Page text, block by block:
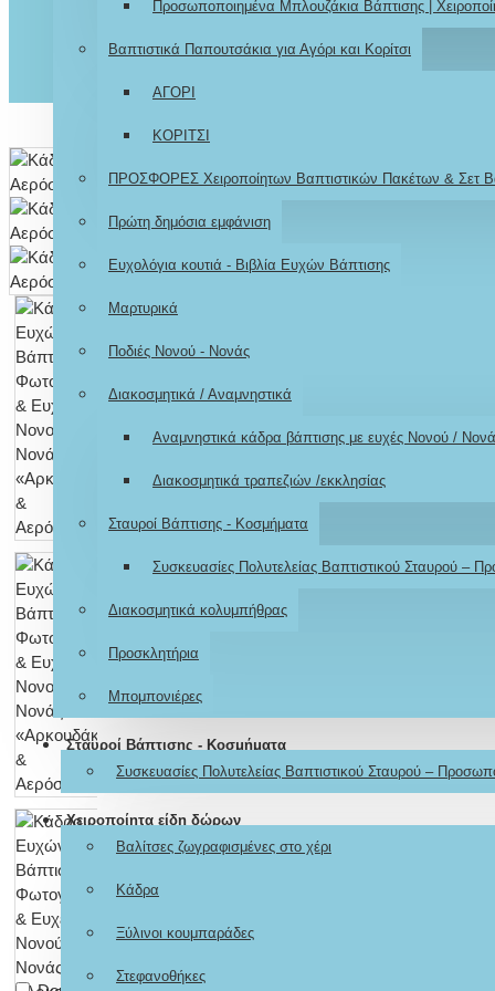
Προσωποποιημένα Μπλουζάκια Βάπτισης |
Βαπτιστικά Παπουτσάκια για Αγόρι και Κορίτσι
ΑΓΟΡΙ
ΚΟΡΙΤΣΙ
ΠΡΟΣΦΟΡΕΣ Χειροποίητων Βαπτιστικών Πακέτων & Σετ
Πρώτη δημόσια εμφάνιση
Ευχολόγια κουτιά - Βιβλία Ευχών Βάπτισης
Μαρτυρικά
Ποδιές Νονού - Νονάς
Διακοσμητικά / Αναμνηστικά
Αναμνηστικά κάδρα βάπτισης με ευχές Νονού /
Διακοσμητικά τραπεζιών /εκκλησίας
Σταυροί Βάπτισης - Κοσμήματα
Συσκευασίες Πολυτελείας Βαπτιστικού Σταυρού –
Διακοσμητικά κολυμπήθρας
Προσκλητήρια
Μπομπονιέρες
Σταυροί Βάπτισης - Κοσμήματα
Συσκευασίες Πολυτελείας Βαπτιστικού Σταυρού –
Χειροποίητα είδη δώρων
Βαλίτσες ζωγραφισμένες στο χέρι
Κάδρα
Ξύλινοι κουμπαράδες
Στεφανοθήκες